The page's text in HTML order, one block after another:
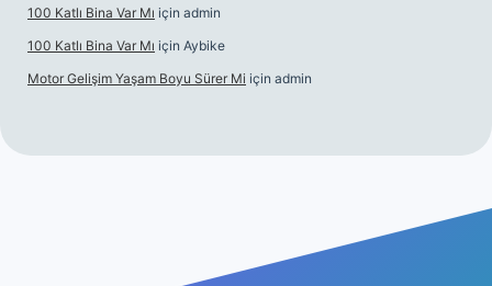
100 Katlı Bina Var Mı için admin
100 Katlı Bina Var Mı için Aybike
Motor Gelişim Yaşam Boyu Sürer Mi için admin